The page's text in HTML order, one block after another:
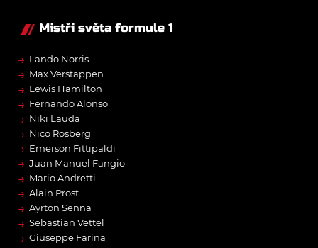
Mistři světa formule 1
→ Lando Norris
→ Max Verstappen
→ Lewis Hamilton
→ Fernando Alonso
→ Niki Lauda
→ Nico Rosberg
→ Emerson Fittipaldi
→ Juan Manuel Fangio
→ Mario Andretti
→ Alain Prost
→ Ayrton Senna
→ Sebastian Vettel
→ Giuseppe Farina